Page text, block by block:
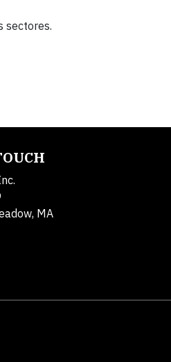
sectores.
MA